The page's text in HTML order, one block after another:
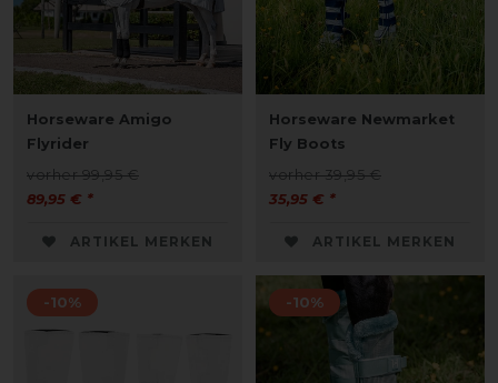
Horseware Amigo
Flyrider
vorher 99,95 €
89,95 € *
ARTIKEL MERKEN
Horseware Newmarket
Fly Boots
vorher 39,95 €
35,95 € *
ARTIKEL MERKEN
-10% -10%